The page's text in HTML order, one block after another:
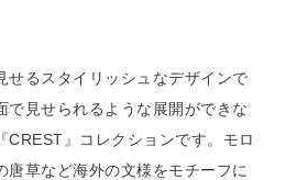
せるスタイリッシュなデザインで
で見せられるような展開ができな
CREST』コレクションです。モロ
唐草など海外の文様をモチーフに